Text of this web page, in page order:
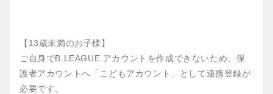
【13歳未満のお子様】
ご自身でB.LEAGUE アカウントを作成できないため、保
護者アカウントへ「こどもアカウント」として連携登録が
必要です。